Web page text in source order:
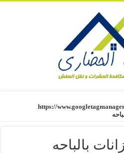
https://
بالباحه